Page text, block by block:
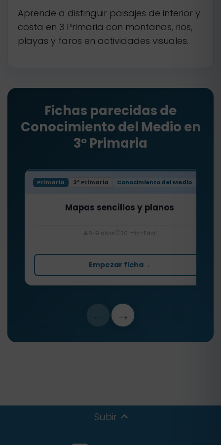
Aprende a distinguir paisajes de interior y
costa en 3 Primaria con montanas, rios,
playas y faros en actividades visuales.
Fichas parecidas de
Conocimiento del Medio en
3º Primaria
Primaria 3º Primaria Conocimiento del Medio
Mapas sencillos y planos
8-9 años 20 min Fácil
Empezar ficha→
→
Subir